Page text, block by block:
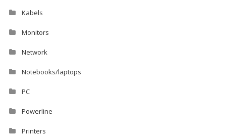
Kabels
Monitors
Network
Notebooks/laptops
PC
Powerline
Printers